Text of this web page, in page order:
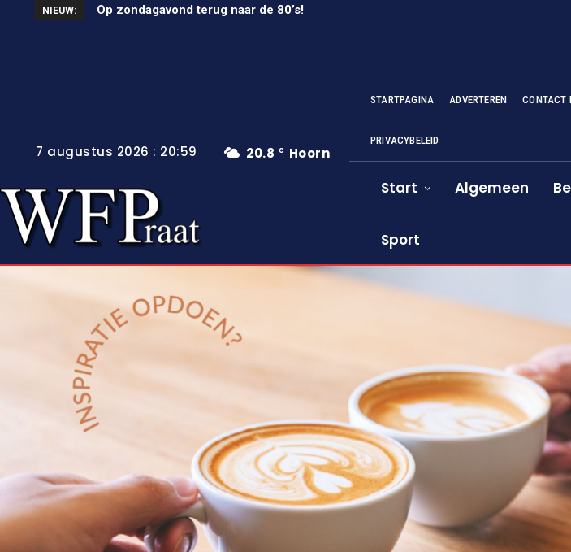
NIEUW: Op zondagavond terug naar de 80’s!
Unieke wielerkoers in Wervershoof
20.8 C Hoorn
7 augustus 2026 : 20:59
STARTPAGINA ADVERTEREN CONTACT
PRIVACYBELEID
Start Algemeen
Sport